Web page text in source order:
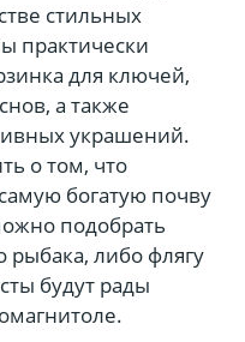
стильных
практически
для ключей,
а также
украшений.
о том, что
богатую почву
подобрать
рыбака, либо флягу
будут рады